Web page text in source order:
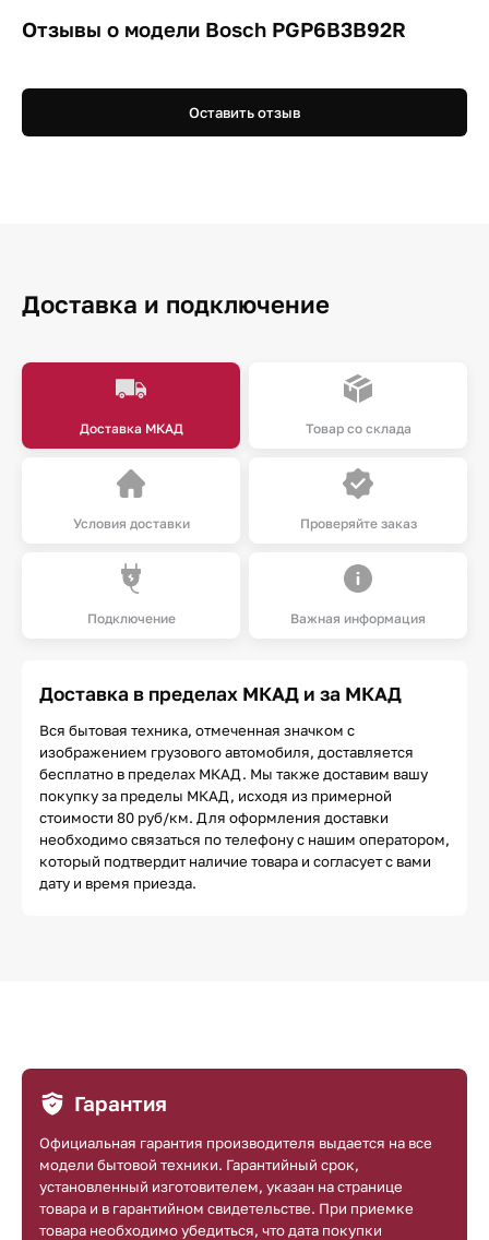
Отзывы о модели Bosch PGP6B3B92R
Оставить отзыв
Доставка и подключение
Доставка МКАД Товар со склада
Условия доставки Проверяйте заказ
Подключение Важная информация
Доставка в пределах МКАД и за МКАД
Вся бытовая техника, отмеченная значком с
изображением грузового автомобиля, доставляется
бесплатно в пределах МКАД. Мы также доставим вашу
покупку за пределы МКАД, исходя из примерной
стоимости 80 руб/км. Для оформления доставки
необходимо связаться по телефону с нашим оператором,
который подтвердит наличие товара и согласует с вами
дату и время приезда.
Гарантия
Официальная гарантия производителя выдается на все
модели бытовой техники. Гарантийный срок,
установленный изготовителем, указан на странице
товара и в гарантийном свидетельстве. При приемке
товара необходимо убедиться, что дата покупки